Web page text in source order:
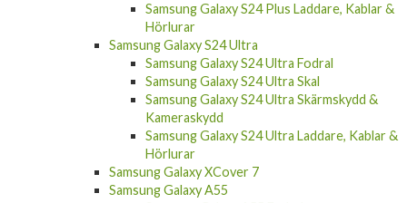
Samsung Galaxy S24 Plus Laddare, Kablar &
Hörlurar
Samsung Galaxy S24 Ultra
Samsung Galaxy S24 Ultra Fodral
Samsung Galaxy S24 Ultra Skal
Samsung Galaxy S24 Ultra Skärmskydd &
Kameraskydd
Samsung Galaxy S24 Ultra Laddare, Kablar &
Hörlurar
Samsung Galaxy XCover 7
Samsung Galaxy A55